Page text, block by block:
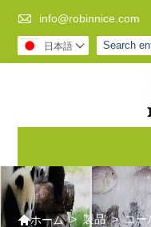
 info@robinnice.com
日本語 
ホーム > 製品 > コー